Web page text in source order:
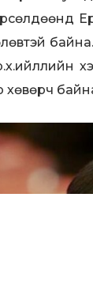
хөвөрч